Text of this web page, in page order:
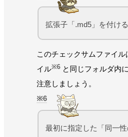
拡張子「.md5」を付ける
このチェックサムファイ
イル※6 と同じフォルダ内
注意しましょう。
6
最初に指定した「同一